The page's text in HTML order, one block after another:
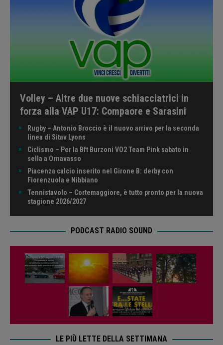
Volley – Altre due nuove schiacciatrici in
forza alla VAP U17: Compaore e Sarasini
Rugby – Antonio Broccio è il nuovo arrivo per la seconda
linea di Sitav Lyons
Ciclismo – Per la Bft Burzoni VO2 Team Pink sabato in
sella a Ornavasso
Piacenza calcio inserito nel Girone B: derby con
Fiorenzuola e Nibbiano
Tennistavolo – Cortemaggiore, è tutto pronto per la nuova
stagione 2026/2027
PODCAST RADIO SOUND
LE PIÙ LETTE DELLA SETTIMANA